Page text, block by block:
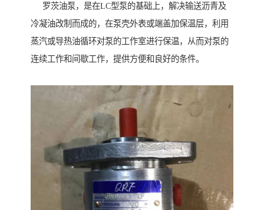
罗茨油泵，是在LC型泵的基础上，解决输送沥青及
冷凝油改制而成的，在泵壳外表或端盖加保温层，利用
蒸汽或导热油循环对泵的工作室进行保温，从而对泵的
连续工作和间歇工作，提供方便和良好的条件。